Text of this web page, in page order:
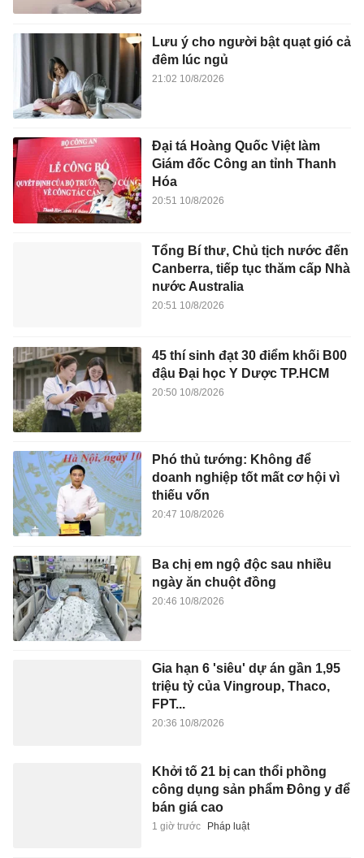
Lưu ý cho người bật quạt gió cả
đêm lúc ngủ
21:02 10/8/2026
Đại tá Hoàng Quốc Việt làm
Giám đốc Công an tỉnh Thanh
Hóa
20:51 10/8/2026
Tổng Bí thư, Chủ tịch nước đến
Canberra, tiếp tục thăm cấp Nhà
nước Australia
20:51 10/8/2026
45 thí sinh đạt 30 điểm khối B00
đậu Đại học Y Dược TP.HCM
20:50 10/8/2026
Phó thủ tướng: Không để
doanh nghiệp tốt mất cơ hội vì
thiếu vốn
20:47 10/8/2026
Ba chị em ngộ độc sau nhiều
ngày ăn chuột đồng
20:46 10/8/2026
Gia hạn 6 'siêu' dự án gần 1,95
triệu tỷ của Vingroup, Thaco,
FPT...
20:36 10/8/2026
Khởi tố 21 bị can thổi phồng
công dụng sản phẩm Đông y để
bán giá cao
1 giờ trước Pháp luật